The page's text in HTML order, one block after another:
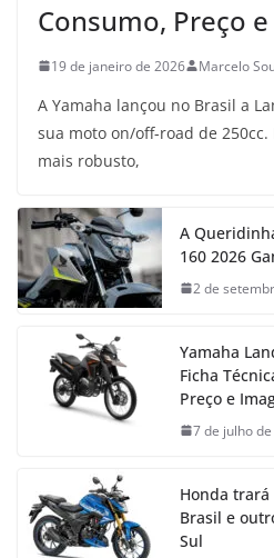
Consumo, Preço
19 de janeiro de 2026 Marcelo
A Yamaha lançou no Brasil a
sua moto on/off-road de 250cc.
mais robusto,
A
160 2026
2 de
Yamaha
Ficha
Preço e
7 de julho
Honda
Brasil e
Sul